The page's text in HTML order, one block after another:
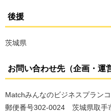
後援
茨城県
お問い合わせ先（企画・運
Matchみんなのビジネスプラン
郵便番号302-0024 茨城県取手